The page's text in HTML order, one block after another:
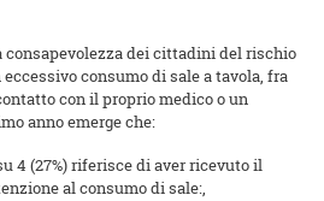
dei cittadini del rischio
consumo di sale a tavola, fra
con il proprio medico o un
anno emerge che:
4 (27%) riferisce di aver ricevuto il
al consumo di sale:,